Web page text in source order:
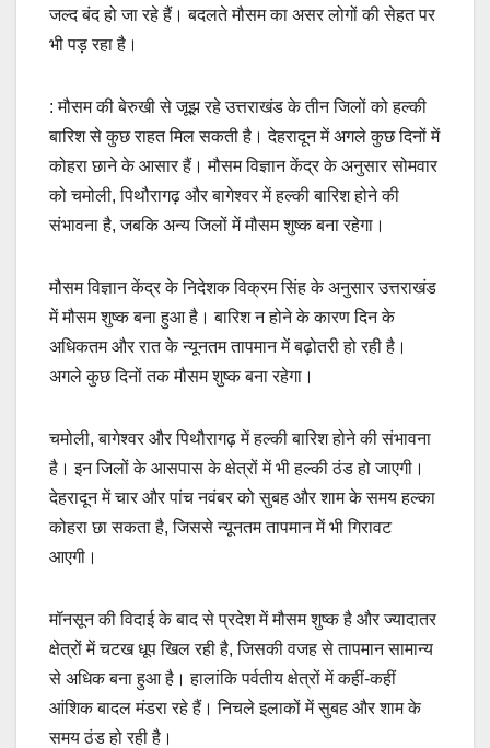
जल्द बंद हो जा रहे हैं। बदलते मौसम का असर लोगों की सेहत पर
भी पड़ रहा है।
: मौसम की बेरुखी से जूझ रहे उत्तराखंड के तीन जिलों को हल्की
बारिश से कुछ राहत मिल सकती है। देहरादून में अगले कुछ दिनों में
कोहरा छाने के आसार हैं। मौसम विज्ञान केंद्र के अनुसार सोमवार
को चमोली, पिथौरागढ़ और बागेश्वर में हल्की बारिश होने की
संभावना है, जबकि अन्य जिलों में मौसम शुष्क बना रहेगा।
मौसम विज्ञान केंद्र के निदेशक विक्रम सिंह के अनुसार उत्तराखंड
में मौसम शुष्क बना हुआ है। बारिश न होने के कारण दिन के
अधिकतम और रात के न्यूनतम तापमान में बढ़ोतरी हो रही है।
अगले कुछ दिनों तक मौसम शुष्क बना रहेगा।
चमोली, बागेश्वर और पिथौरागढ़ में हल्की बारिश होने की संभावना
है। इन जिलों के आसपास के क्षेत्रों में भी हल्की ठंड हो जाएगी।
देहरादून में चार और पांच नवंबर को सुबह और शाम के समय हल्का
कोहरा छा सकता है, जिससे न्यूनतम तापमान में भी गिरावट
आएगी।
मॉनसून की विदाई के बाद से प्रदेश में मौसम शुष्क है और ज्यादातर
क्षेत्रों में चटख धूप खिल रही है, जिसकी वजह से तापमान सामान्य
से अधिक बना हुआ है। हालांकि पर्वतीय क्षेत्रों में कहीं-कहीं
आंशिक बादल मंडरा रहे हैं। निचले इलाकों में सुबह और शाम के
समय ठंड हो रही है।